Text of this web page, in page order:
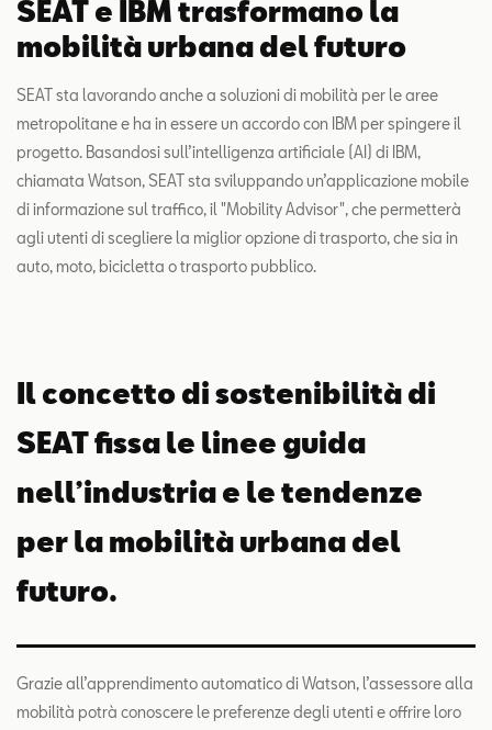
SEAT e IBM trasformano la
mobilità urbana del futuro
SEAT sta lavorando anche a soluzioni di mobilità per le aree
metropolitane e ha in essere un accordo con IBM per spingere il
progetto. Basandosi sull’intelligenza artificiale (AI) di IBM,
chiamata Watson, SEAT sta sviluppando un’applicazione mobile
di informazione sul traffico, il "Mobility Advisor", che permetterà
agli utenti di scegliere la miglior opzione di trasporto, che sia in
auto, moto, bicicletta o trasporto pubblico.
Il concetto di sostenibilità di
SEAT fissa le linee guida
nell’industria e le tendenze
per la mobilità urbana del
futuro.
Grazie all’apprendimento automatico di Watson, l’assessore alla
mobilità potrà conoscere le preferenze degli utenti e offrire loro